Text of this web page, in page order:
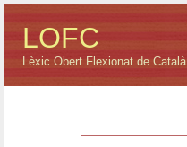
LOFC
Lèxic Obert Flexionat de Català